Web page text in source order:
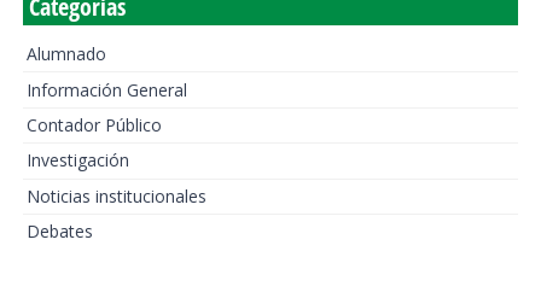
Categorías
Alumnado
Información General
Contador Público
Investigación
Noticias institucionales
Debates